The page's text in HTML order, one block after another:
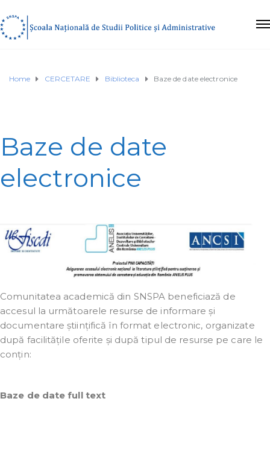
Home CERCETARE Biblioteca Baze de date electronice
Baze de date
electronice
Comunitatea academică din SNSPA beneficiază de
accesul la următoarele resurse de informare și
documentare științifică în format electronic, organizate
după facilitățile oferite și după tipul de resurse pe care le
conțin:
Baze de date full text